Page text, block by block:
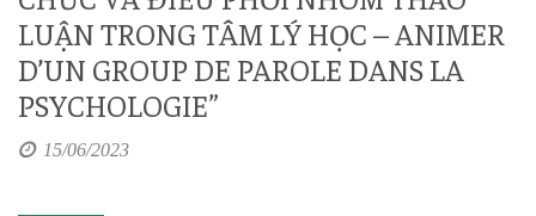
LUẬN TRONG TÂM LÝ HỌC – ANIMER
D’UN GROUP DE PAROLE DANS LA
PSYCHOLOGIE”
15/06/2023